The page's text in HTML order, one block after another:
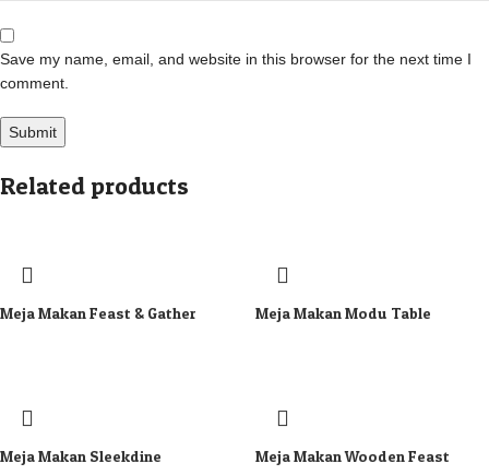
Save my name, email, and website in this browser for the next time I
comment.
Related products
Meja Makan Feast & Gather Meja Makan Modu Table
Meja Makan Sleekdine Meja Makan Wooden Feast